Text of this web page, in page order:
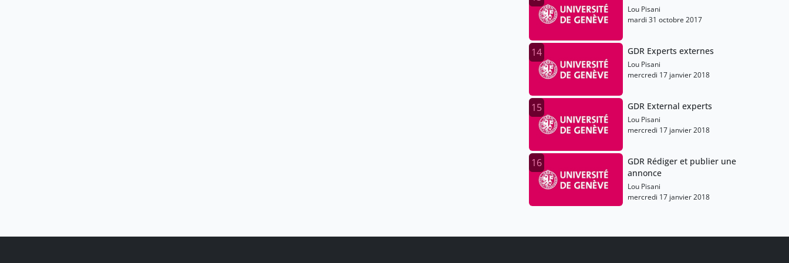
Lou Pisani
mardi 31 octobre 2017
14 GDR Experts externes
Lou Pisani
mercredi 17 janvier 2018
15 GDR External experts
Lou Pisani
mercredi 17 janvier 2018
16
GDR Rédiger et publier une
annonce
Lou Pisani
mercredi 17 janvier 2018